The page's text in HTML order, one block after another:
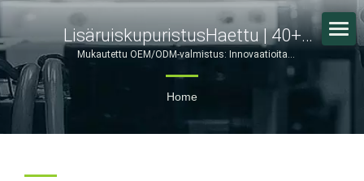
LisäruiskupuristusHaettu | 40+
Vuotta Tarkkaa Muovausta Ja
Elektroniikkavalmistusta –
FORESHOT
Mukautettu OEM/ODM-valmistus: Innovaatioita
metallileimauksessa ja muovivalussa | FORESHOT
Home